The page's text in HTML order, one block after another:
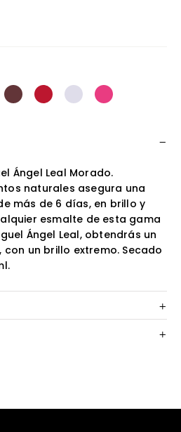
Ángel Leal Morado.
naturales asegura una
más de 6 días, en brillo y
esmalte de esta gama
Ángel Leal, obtendrás un
un brillo extremo. Secado